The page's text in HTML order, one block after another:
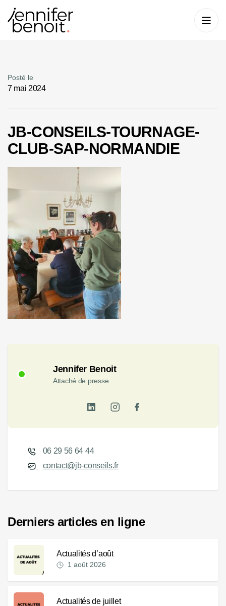
Posté le
7 mai 2024
JB-CONSEILS-TOURNAGE-
CLUB-SAP-NORMANDIE
Jennifer Benoit
Attaché de presse
06 29 56 64 44
contact@jb-conseils.fr
Derniers articles en ligne
Actualités d’août
1 août 2026
Actualités de juillet